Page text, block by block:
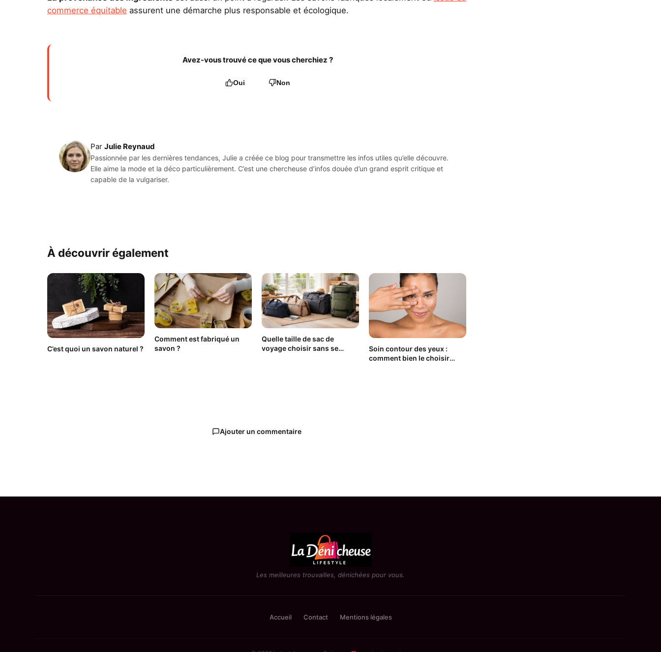
commerce équitable assurent une démarche plus responsable et écologique.
Avez-vous trouvé ce que vous cherchiez ?
Oui Non
Par Julie Reynaud
Passionnée par les dernières tendances, Julie a créée ce blog pour transmettre les infos utiles qu’elle découvre.
Elle aime la mode et la déco particulièrement. C’est une chercheuse d’infos douée d’un grand esprit critique et
capable de la vulgariser.
À découvrir également
C’est quoi un savon naturel ?
Comment est fabriqué un
savon ?
Quelle taille de sac de
voyage choisir sans se
Soin contour des yeux :
comment bien le choisir
Ajouter un commentaire
Les meilleures trouvailles, dénichées pour vous.
Accueil Contact Mentions légales